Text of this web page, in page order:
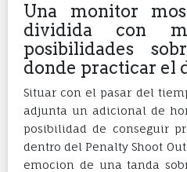
Una monitor
dividida con
posibilidades
donde practicar el
Situar con el pasar del
adjunta un adicional de
posibilidad de conseguir
dentro del Penalty Shoot
emocion de una tanda